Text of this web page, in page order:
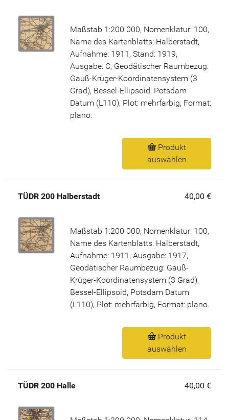
Maßstab 1:200 000, Nomenklatur: 100,
Name des Kartenblatts: Halberstadt,
Aufnahme: 1911, Stand: 1919,
Ausgabe: C, Geodätischer Raumbezug:
Gauß-Krüger-Koordinatensystem (3
Grad), Bessel-Ellipsoid, Potsdam
Datum (L110), Plot: mehrfarbig, Format:
plano.
Produkt
auswählen
TÜDR 200 Halberstadt 40,00 €
Maßstab 1:200 000, Nomenklatur: 100,
Name des Kartenblatts: Halberstadt,
Aufnahme: 1911, Ausgabe: 1917,
Geodätischer Raumbezug: Gauß-
Krüger-Koordinatensystem (3 Grad),
Bessel-Ellipsoid, Potsdam Datum
(L110), Plot: mehrfarbig, Format: plano.
Produkt
auswählen
TÜDR 200 Halle 40,00 €